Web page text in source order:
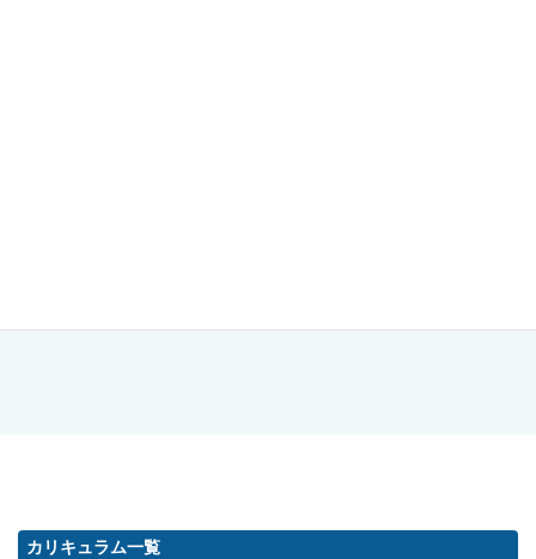
カリキュラム一覧